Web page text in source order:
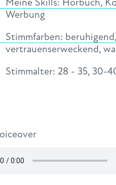
Werbung
Stimmfarben: beruhigend,
vertrauenserweckend,
Stimmalter: 28 - 35, 30-